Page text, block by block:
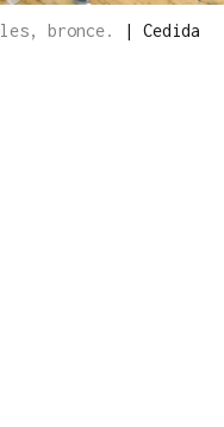
bronce. | Cedida